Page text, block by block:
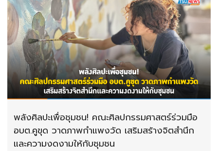
พลังศิลปะเพื่อชุมชน! คณะศิลปกรรมศาสตร์ร่วมมือ
อบต.คูขุด วาดภาพกำแพงวัด เสริมสร้างจิตสำนึก
และความงดงามให้กับชุมชน